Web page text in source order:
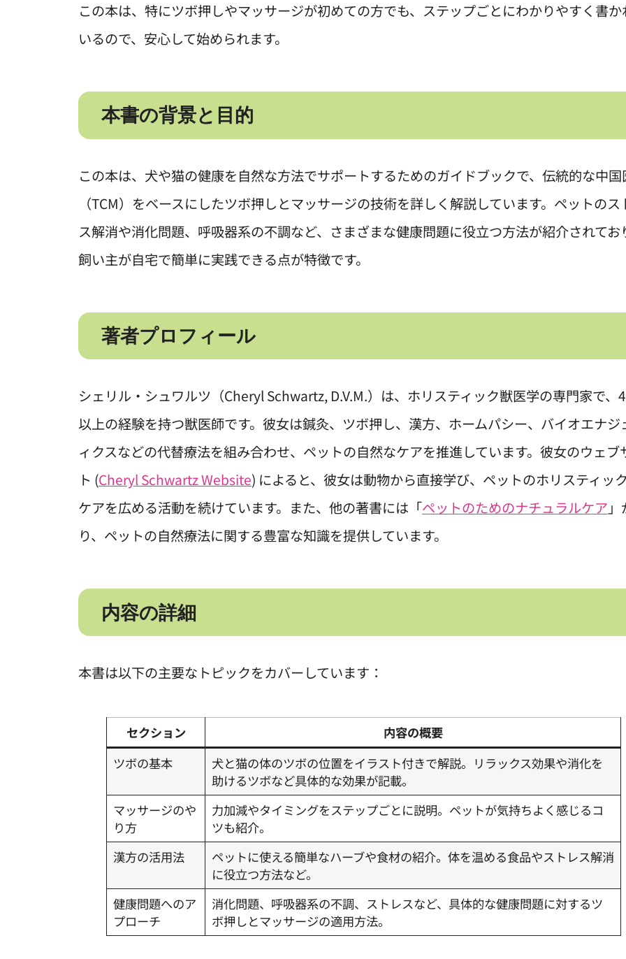
この本は、特にツボ押しやマッサージが初めての方でも、ステップごとにわかりやすく書か
いるので、安心して始められます。
本書の背景と目的
この本は、犬や猫の健康を自然な方法でサポートするためのガイドブックで、伝統的な中国
（TCM）をベースにしたツボ押しとマッサージの技術を詳しく解説しています。ペットのス
ス解消や消化問題、呼吸器系の不調など、さまざまな健康問題に役立つ方法が紹介されてお
飼い主が自宅で簡単に実践できる点が特徴です。
著者プロフィール
シェリル・シュワルツ（Cheryl Schwartz, D.V.M.）は、ホリスティック獣医学の専門家で、
以上の経験を持つ獣医師です。彼女は鍼灸、ツボ押し、漢方、ホームパシー、バイオエナジ
ィクスなどの代替療法を組み合わせ、ペットの自然なケアを推進しています。彼女のウェブ
ト (Cheryl Schwartz Website) によると、彼女は動物から直接学び、ペットのホリスティッ
ケアを広める活動を続けています。また、他の著書には「ペットのためのナチュラルケア
り、ペットの自然療法に関する豊富な知識を提供しています。
内容の詳細
本書は以下の主要なトピックをカバーしています：
セクション
内容の概要
ツボの基本
犬と猫の体のツボの位置をイラスト付きで解説。リラックス効果や消化を
助けるツボなど具体的な効果が記載。
マッサージのや
り方
力加減やタイミングをステップごとに説明。ペットが気持ちよく感じるコ
ツも紹介。
漢方の活用法
ペットに使える簡単なハーブや食材の紹介。体を温める食品やストレス解消
に役立つ方法など。
健康問題へのア
プローチ
消化問題、呼吸器系の不調、ストレスなど、具体的な健康問題に対するツ
ボ押しとマッサージの適用方法。